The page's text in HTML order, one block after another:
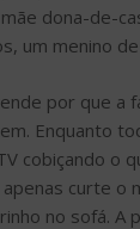
dona-de-
um menino
por que a
Enquanto
cobiçando o
curte o
no sofá. A